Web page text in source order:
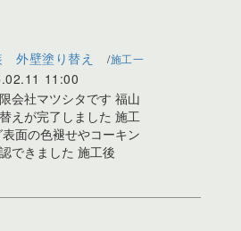
外壁塗り替え
施工一
11:00
会社マツシタです 福山
えが完了しました 施工
面の色褪せやコーキン
できました 施工後